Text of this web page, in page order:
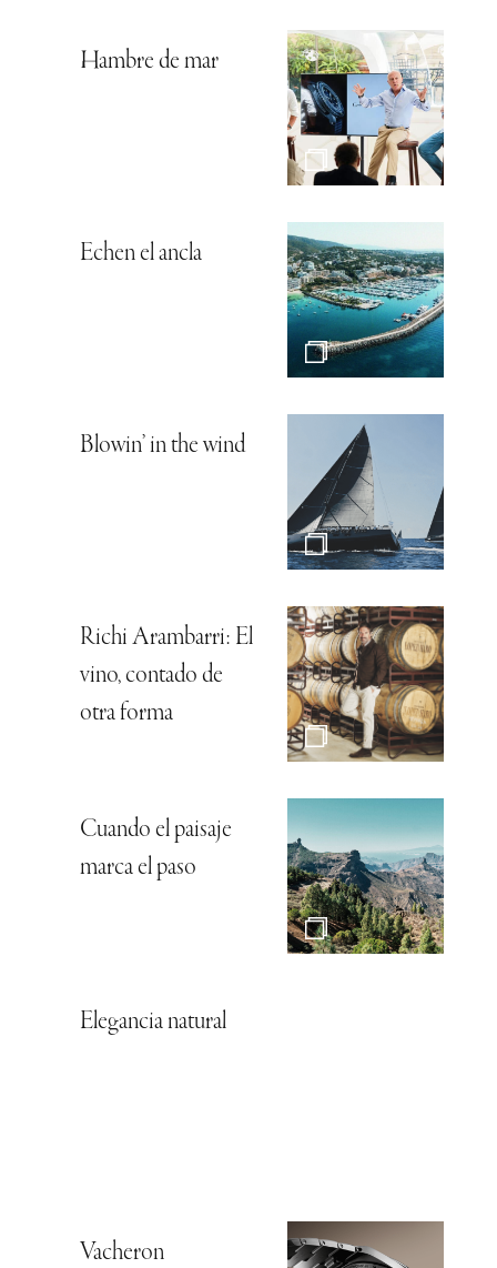
Hambre de mar
Echen el ancla
Blowin’ in the wind
Richi Arambarri: El
vino, contado de
otra forma
Cuando el paisaje
marca el paso
Elegancia natural
Vacheron